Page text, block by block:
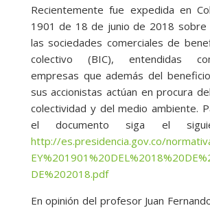
Recientemente fue expedida en
1901 de 18 de junio de 2018 sobre
las sociedades comerciales de
colectivo (BIC), entendidas
empresas que además del
sus accionistas actúan en procura
colectividad y del medio ambiente.
el documento siga el
http://es.presidencia.gov.co/
DE%202018.pdf
En opinión del profesor Juan